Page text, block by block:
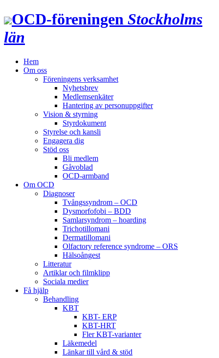
OCD‑föreningen Stockholms
län
Hem
Om oss
Föreningens verksamhet
Nyhetsbrev
Medlemsenkäter
Hantering av personuppgifter
Vision & styrning
Styrdokument
Styrelse och kansli
Engagera dig
Stöd oss
Bli medlem
Gåvoblad
OCD-armband
Om OCD
Diagnoser
Tvångssyndrom – OCD
Dysmorfofobi – BDD
Samlarsyndrom – hoarding
Trichotillomani
Dermatillomani
Olfactory reference syndrome – ORS
Hälsoångest
Litteratur
Artiklar och filmklipp
Sociala medier
Få hjälp
Behandling
KBT
KBT- ERP
KBT-HRT
Fler KBT-varianter
Läkemedel
Länkar till vård & stöd